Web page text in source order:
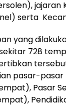
serta
yang
728
pasar-
Pasar